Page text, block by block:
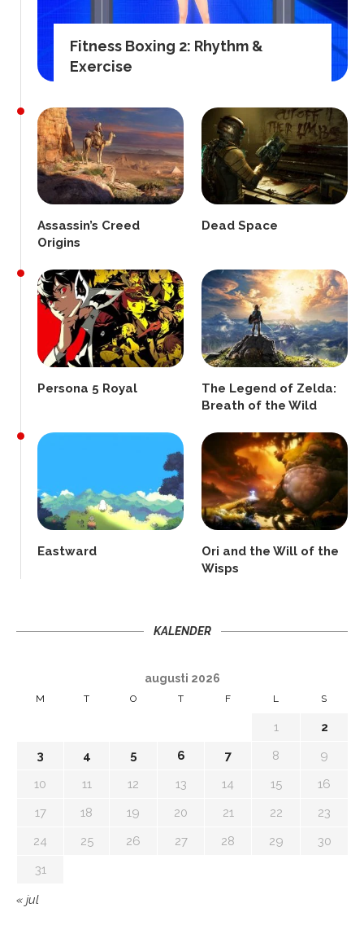
Fitness Boxing 2: Rhythm &
Exercise
Assassin’s Creed
Origins
Dead Space
Persona 5 Royal
The Legend of Zelda:
Breath of the Wild
Eastward
Ori and the Will of the
Wisps
KALENDER
augusti 2026
M T O T F L S
1
2
3
4 5 6 7 8
9
10
11 12 13 14 15
16
17
18 19 20 21 22
23
24
25 26 27 28 29
30
31
« jul